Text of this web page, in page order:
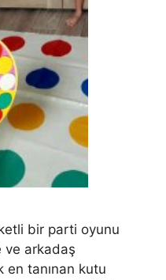
bir parti oyunu
ve arkadaş
en tanınan kutu